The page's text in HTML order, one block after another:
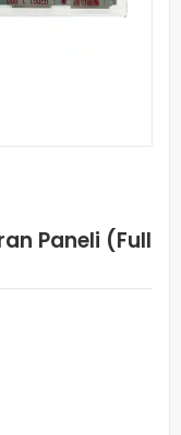
Paneli (Full